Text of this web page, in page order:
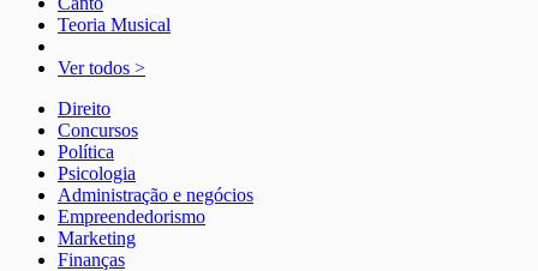
Teoria Musical
Ver todos >
Direito
Concursos
Política
Psicologia
Administração e negócios
Empreendedorismo
Marketing
Finanças